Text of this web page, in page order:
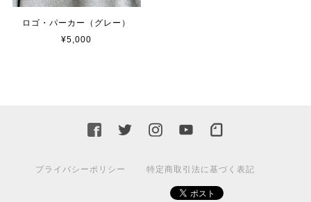
ロゴ・パーカー（グレー）
¥5,000
プライバシーポリシー 特定商取引法に基づく表記